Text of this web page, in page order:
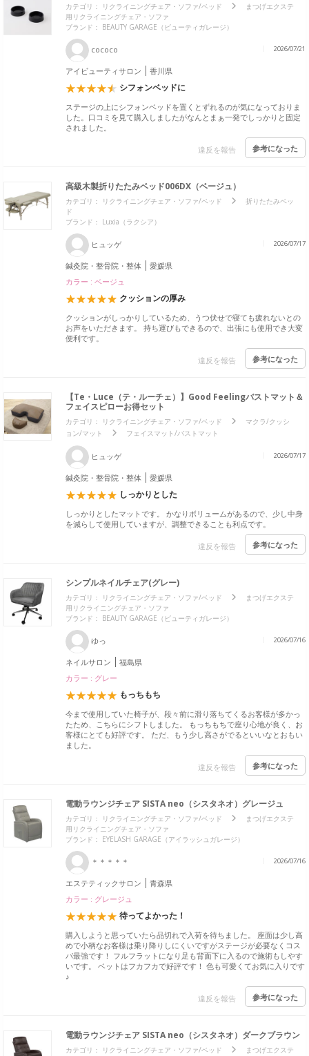
カテゴリ： リクライニングチェア・ソファ/ベッド
まつげエクステ
用リクライニングチェア・ソファ
ブランド： BEAUTY GARAGE（ビューティガレージ）
cococo 2026/07/21
アイビューティサロン 香川県
シフォンベッドに
ステージの上にシフォンベッドを置くとずれるのが気になっておりま
した。口コミを見て購入しましたがなんとまぁ一発でしっかりと固定
されました。
違反を報告 参考になった
高級木製折りたたみベッド006DX（ベージュ）
カテゴリ： リクライニングチェア・ソファ/ベッド
折りたたみベッ
ド
ブランド： Luxia（ラクシア）
ヒュッゲ 2026/07/17
鍼灸院・整骨院・整体
愛媛県
カラー : ベージュ
クッションの厚み
クッションがしっかりしているため、うつ伏せで寝ても疲れないとの
お声をいただきます。 持ち運びもできるので、出張にも使用でき大変
便利です。
違反を報告 参考になった
【Te・Luce（テ・ルーチェ）】Good Feelingバストマット＆
フェイスピローお得セット
カテゴリ： リクライニングチェア・ソファ/ベッド
マクラ/クッシ
ョン/マット
フェイスマット/バストマット
ヒュッゲ 2026/07/17
鍼灸院・整骨院・整体 愛媛県
しっかりとした
しっかりとしたマットです。 かなりボリュームがあるので、少し中身
を減らして使用していますが、調整できることも利点です。
違反を報告 参考になった
シンプルネイルチェア(グレー)
カテゴリ： リクライニングチェア・ソファ/ベッド
まつげエクステ
用リクライニングチェア・ソファ
ブランド： BEAUTY GARAGE（ビューティガレージ）
ゆっ 2026/07/16
ネイルサロン
福島県
カラー : グレー
もっちもち
今まで使用していた椅子が、段々前に滑り落ちてくるお客様が多かっ
たため、こちらにシフトしました。 もっちもちで座り心地が良く、お
客様にとても好評です。 ただ、もう少し高さがでるといいなとおもい
ました。
違反を報告 参考になった
電動ラウンジチェア SISTA neo（シスタネオ）グレージュ
カテゴリ： リクライニングチェア・ソファ/ベッド
まつげエクステ
用リクライニングチェア・ソファ
ブランド： EYELASH GARAGE（アイラッシュガレージ）
＊＊＊＊＊ 2026/07/16
エステティックサロン
青森県
カラー : グレージュ
待ってよかった！
購入しようと思っていたら品切れで入荷を待ちました。 座面は少し高
めで小柄なお客様は乗り降りしにくいですがステージが必要なくコス
パ最強です！ フルフラットになり足も背面下に入るので施術もしやす
いです。 ベットはフカフカで好評です！ 色も可愛くてお気に入りです
♪
違反を報告 参考になった
電動ラウンジチェア SISTA neo（シスタネオ）ダークブラウン
カテゴリ： リクライニングチェア・ソファ/ベッド
まつげエクステ